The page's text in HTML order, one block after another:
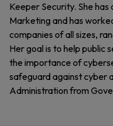
Keeper Security. She
Marketing and has
companies of all sizes,
Her goal is to help public
the importance of
safeguard against cyber
Administration from